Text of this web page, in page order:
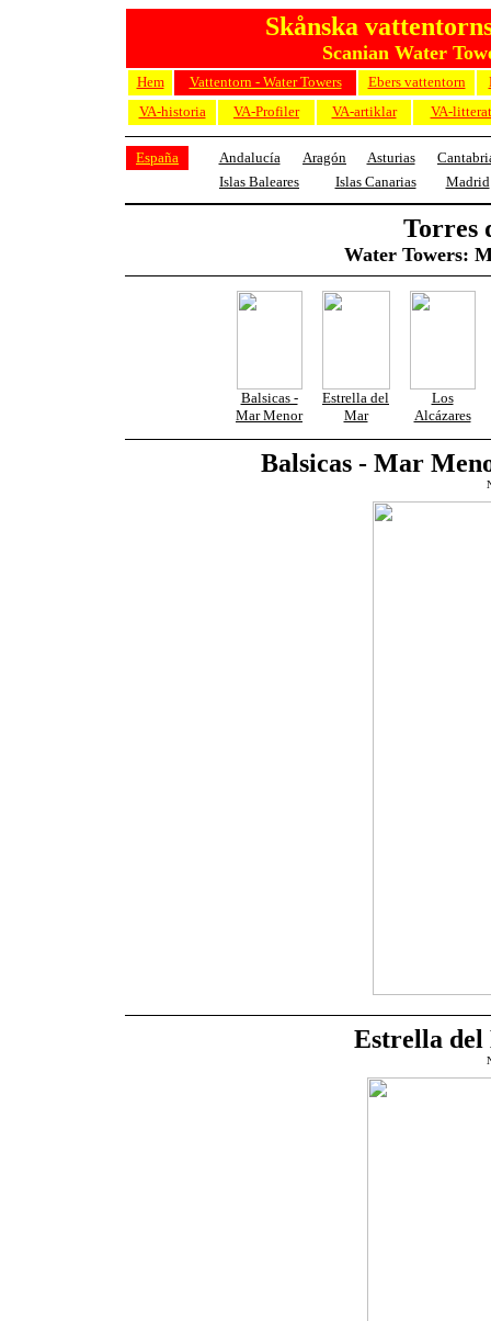
Skånska
Scanian Water
Hem Vattentorn - Water Towers Ebers vattentorn
VA-historia
VA-Profiler VA-artiklar VA-
España Andalucía Aragón Asturias
Islas Baleares
Islas Canarias Madrid
Torres
Water Towers:
Balsicas -
Mar Menor
Estrella del
Mar
Los
Alcázares
Balsicas - Mar
Estrella del